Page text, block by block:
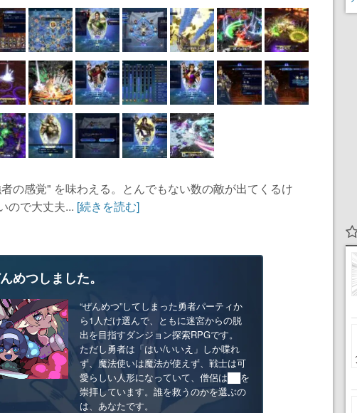
の感覚" を味わえる。とんでもない数の敵が出てくるけ
ので大丈夫... [続きを読む]
めつしました。
“ぜんめつ”してしまった勇者パーティか
ら1人だけ選んで、ともに迷宮からの脱
出を目指すダンジョン探索RPGです。
ただし勇者は「はい/いいえ」しか喋れ
ず、魔法使いは魔法が使えず、戦士は可
愛らしい人形になっていて、僧侶は██を
崇拝しています。誰を救うのかを選ぶの
は、あなたです。